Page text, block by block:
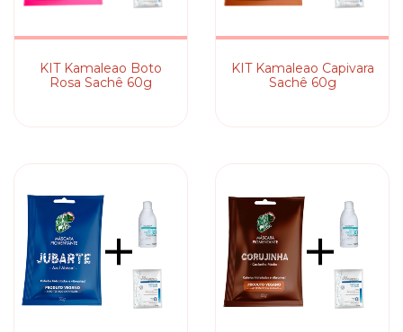
KIT Kamaleao Boto
Rosa Sachê 60g
KIT Kamaleao Capivara
Sachê 60g